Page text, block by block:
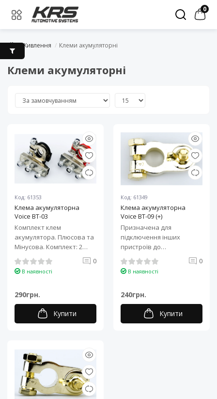
0
Живлення Клеми акумуляторні
Клеми акумуляторні
Код: 61353
Клема акумуляторна
Voice BT-03
Комплект клем
акумулятора. Плюсова та
Мінусова. Комплект: 2
штуки. Якісні контактні
елементи з над..
0
В наявності
290грн.
Купити
Код: 61349
Клема акумуляторна
Voice BT-09 (+)
Призначена для
підключення інших
пристроїв до
акумулятора. Технічні
характеристики: Тип: А..
0
В наявності
240грн.
Купити